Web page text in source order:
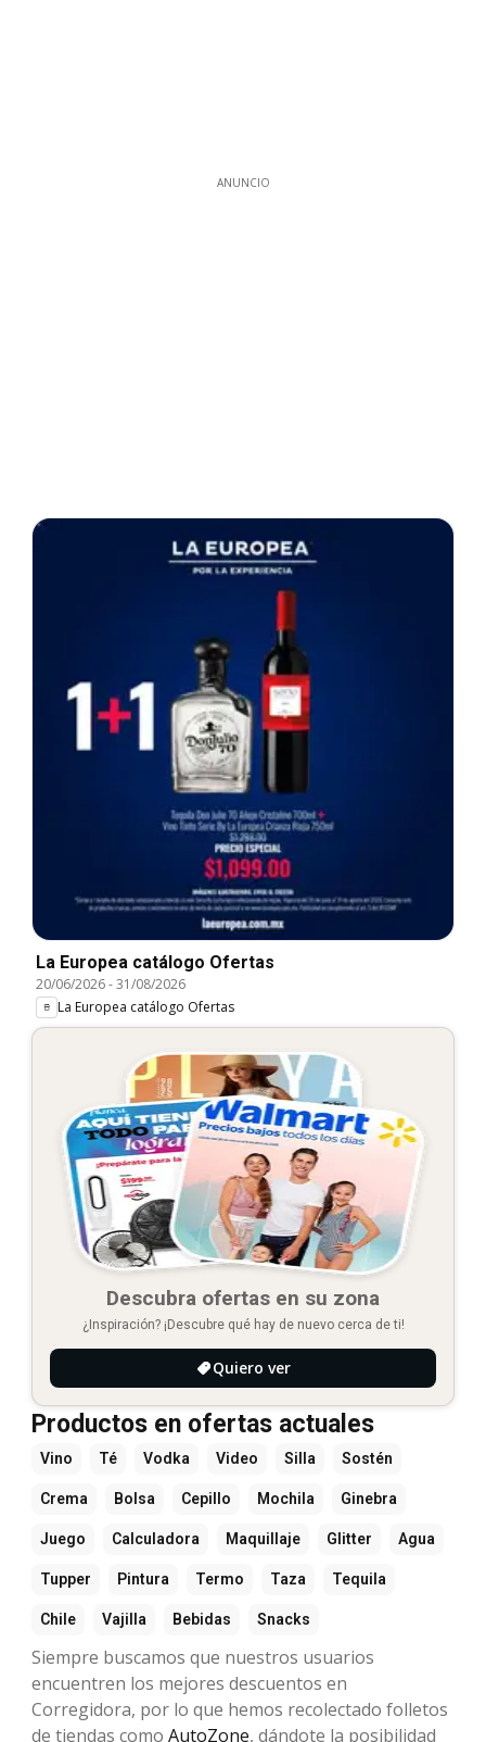
ANUNCIO
La Europea catálogo Ofertas
20/06/2026-31/08/2026
La Europea catálogo Ofertas
Descubra ofertas en su zona
¿Inspiración? ¡Descubre qué hay de nuevo cerca de ti!
Quiero ver
Productos en ofertas actuales
Vino Té Vodka Video Silla Sostén
Crema Bolsa Cepillo Mochila Ginebra
Juego Calculadora Maquillaje Glitter Agua
Tupper Pintura Termo Taza Tequila
Chile Vajilla Bebidas Snacks
Siempre buscamos que nuestros usuarios
encuentren los mejores descuentos en
Corregidora, por lo que hemos recolectado folletos
de tiendas como AutoZone, dándote la posibilidad